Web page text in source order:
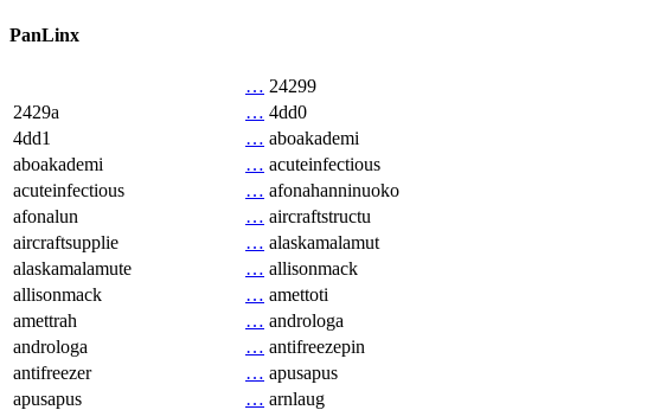
PanLinx
… 24299
2429a
… 4dd0
4dd1
… aboakademi
aboakademi
… acuteinfectious
acuteinfectious
… afonahanninuoko
afonalun
… aircraftstructu
aircraftsupplie
… alaskamalamut
alaskamalamute
… allisonmack
allisonmack
… amettoti
amettrah
… androloga
androloga
… antifreezepin
antifreezer
… apusapus
apusapus
… arnlaug